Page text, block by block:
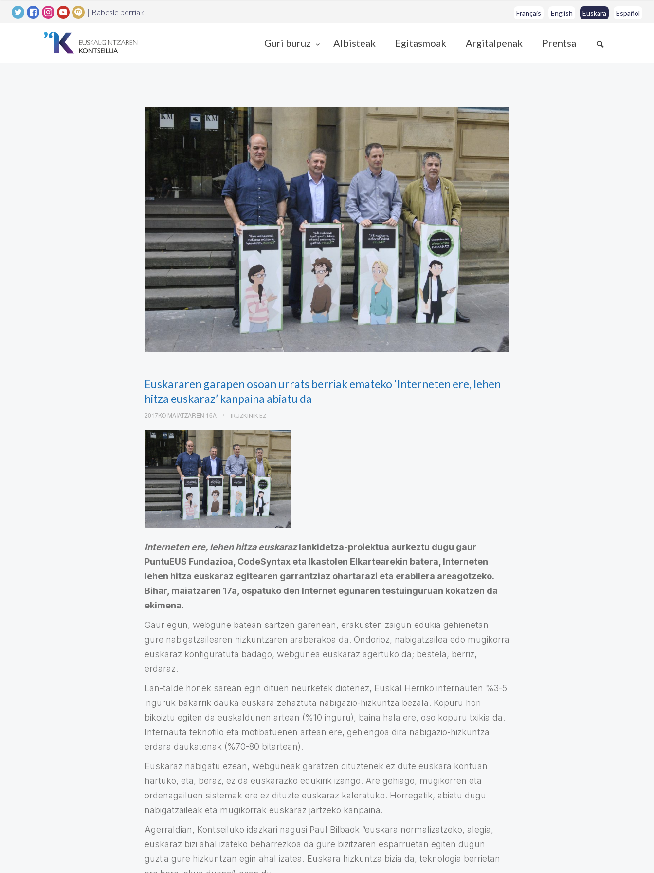
| Babesle berriak Français English Euskara Español
Guri buruz Albisteak Egitasmoak Argitalpenak Prentsa
Euskararen garapen osoan urrats berriak emateko ‘Interneten ere, lehen
hitza euskaraz’ kanpaina abiatu da
2017KO MAIATZAREN 16A IRUZKINIK EZ
Interneten ere, lehen hitza euskarazlankidetza-proiektua aurkeztu dugu gaur
PuntuEUS Fundazioa, CodeSyntax eta Ikastolen Elkartearekin batera, Interneten
lehen hitza euskaraz egitearen garrantziaz ohartarazi eta erabilera areagotzeko.
Bihar, maiatzaren 17a, ospatuko den Internet egunaren testuinguruan kokatzen da
ekimena.
Gaur egun, webgune batean sartzen garenean, erakusten zaigun edukia gehienetan
gure nabigatzailearen hizkuntzaren araberakoa da. Ondorioz, nabigatzailea edo mugikorra
euskaraz konfiguratuta badago, webgunea euskaraz agertuko da; bestela, berriz,
erdaraz.
Lan-talde honek sarean egin dituen neurketek diotenez, Euskal Herriko internauten %3-5
inguruk bakarrik dauka euskara zehaztuta nabigazio-hizkuntza bezala. Kopuru hori
bikoiztu egiten da euskaldunen artean (%10 inguru), baina hala ere, oso kopuru txikia da.
Internauta teknofilo eta motibatuenen artean ere, gehiengoa dira nabigazio-hizkuntza
erdara daukatenak (%70-80 bitartean).
Euskaraz nabigatu ezean, webguneak garatzen dituztenek ez dute euskara kontuan
hartuko, eta, beraz, ez da euskarazko edukirik izango. Are gehiago, mugikorren eta
ordenagailuen sistemak ere ez dituzte euskaraz kaleratuko. Horregatik, abiatu dugu
nabigatzaileak eta mugikorrak euskaraz jartzeko kanpaina.
Agerraldian, Kontseiluko idazkari nagusi Paul Bilbaok “euskara normalizatzeko, alegia,
euskaraz bizi ahal izateko beharrezkoa da gure bizitzaren esparruetan egiten dugun
guztia gure hizkuntzan egin ahal izatea. Euskara hizkuntza bizia da, teknologia berrietan